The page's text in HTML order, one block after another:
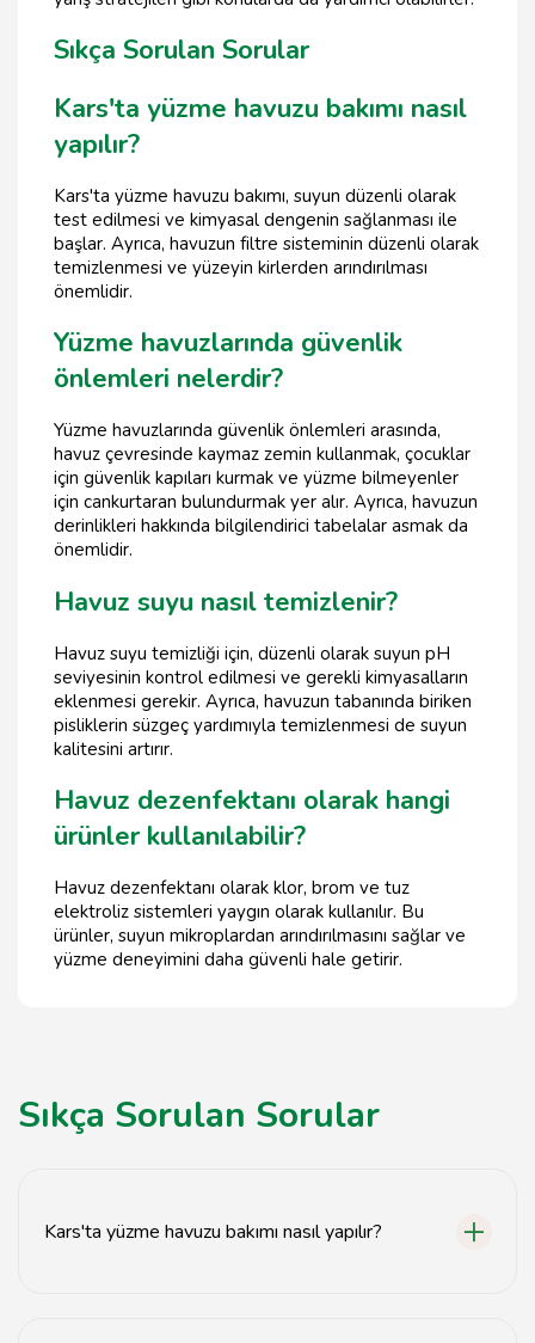
Sıkça Sorulan Sorular
Kars'ta yüzme havuzu bakımı nasıl
yapılır?
Kars'ta yüzme havuzu bakımı, suyun düzenli olarak
test edilmesi ve kimyasal dengenin sağlanması ile
başlar. Ayrıca, havuzun filtre sisteminin düzenli olarak
temizlenmesi ve yüzeyin kirlerden arındırılması
önemlidir.
Yüzme havuzlarında güvenlik
önlemleri nelerdir?
Yüzme havuzlarında güvenlik önlemleri arasında,
havuz çevresinde kaymaz zemin kullanmak, çocuklar
için güvenlik kapıları kurmak ve yüzme bilmeyenler
için cankurtaran bulundurmak yer alır. Ayrıca, havuzun
derinlikleri hakkında bilgilendirici tabelalar asmak da
önemlidir.
Havuz suyu nasıl temizlenir?
Havuz suyu temizliği için, düzenli olarak suyun pH
seviyesinin kontrol edilmesi ve gerekli kimyasalların
eklenmesi gerekir. Ayrıca, havuzun tabanında biriken
pisliklerin süzgeç yardımıyla temizlenmesi de suyun
kalitesini artırır.
Havuz dezenfektanı olarak hangi
ürünler kullanılabilir?
Havuz dezenfektanı olarak klor, brom ve tuz
elektroliz sistemleri yaygın olarak kullanılır. Bu
ürünler, suyun mikroplardan arındırılmasını sağlar ve
yüzme deneyimini daha güvenli hale getirir.
Sıkça Sorulan Sorular
Kars'ta yüzme havuzu bakımı nasıl yapılır?